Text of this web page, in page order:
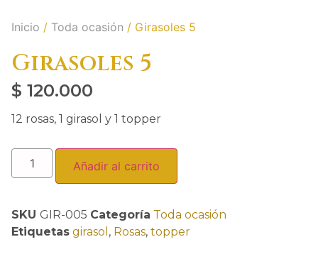
Inicio / Toda ocasión / Girasoles 5
Girasoles 5
$ 120.000
12 rosas, 1 girasol y 1 topper
Añadir al carrito
SKU GIR-005 Categoría Toda ocasión
Etiquetas girasol , Rosas, topper